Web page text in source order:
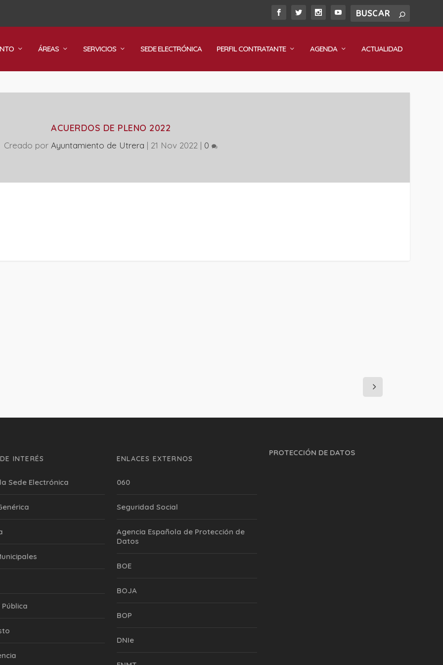
ÁREAS SERVICIOS SEDE ELECTRÓNICA PERFIL CONTRATANTE AGENDA ACTUALIDAD
ACUERDOS DE PLENO 2022
Creado por Ayuntamiento de Utrera | 21 Nov 2022 | 0
INTERÉS
Sede Electrónica
ENLACES EXTERNOS
060
Seguridad Social
Agencia Española de Protección de
Datos
BOE
BOJA
BOP
DNIe
PROTECCIÓN DE DATOS